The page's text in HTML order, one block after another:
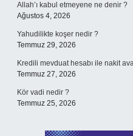
Allah’ı kabul etmeyene ne denir ?
Ağustos 4, 2026
Yahudilikte koşer nedir ?
Temmuz 29, 2026
Kredili mevduat hesabı ile nakit
Temmuz 27, 2026
Kör vadi nedir ?
Temmuz 25, 2026